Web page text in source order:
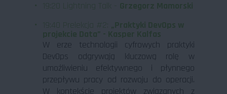
W erze technologii cyfrowych praktyki
DevOps odgrywają kluczową rolę w
umożliwieniu efektywnego i płynnego
przepływu pracy od rozwoju do operacji.
W kontekście projektów związanych z